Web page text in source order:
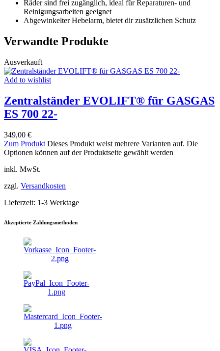
Räder sind frei zugänglich, ideal für Reparaturen- und
Reinigungsarbeiten geeignet
Abgewinkelter Hebelarm, bietet dir zusätzlichen Schutz
Verwandte Produkte
Ausverkauft
Add to wishlist
Zentralständer EVOLIFT® für GASGAS
ES 700 22-
349,00 €
Zum Produkt Dieses Produkt weist mehrere Varianten auf. Die
Optionen können auf der Produktseite gewählt werden
inkl. MwSt.
zzgl. Versandkosten
Lieferzeit: 1-3 Werktage
Akzeptierte Zahlungsmethoden